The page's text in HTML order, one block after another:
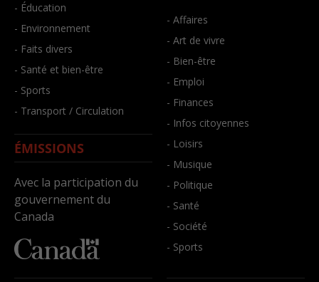
- Éducation
- Environnement
- Faits divers
- Santé et bien-être
- Sports
- Transport / Circulation
ÉMISSIONS
Avec la participation du
gouvernement du
Canada
- Affaires
- Art de vivre
- Bien-être
- Emploi
- Finances
- Infos citoyennes
- Loisirs
- Musique
- Politique
- Santé
- Société
- Sports